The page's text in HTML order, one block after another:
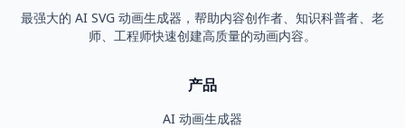
最强大的 AI SVG 动画生成器，帮助内容创作者、知识科普者、老
师、工程师快速创建高质量的动画内容。
产品
AI 动画生成器